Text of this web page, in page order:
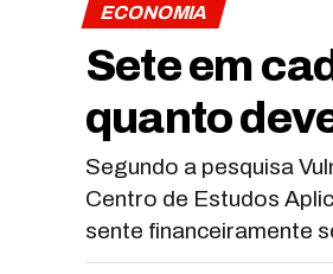
ECONOMIA
Sete em
quanto
Segundo a pesquisa
Centro de Estudos
sente financeiramente